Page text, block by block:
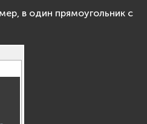
в один прямоугольник с